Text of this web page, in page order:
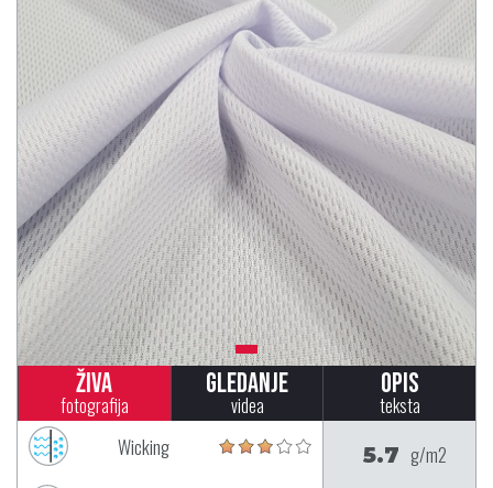
Živa
fotografija
Gledanje
videa
Opis
teksta
Wicking 5.7 g/m2